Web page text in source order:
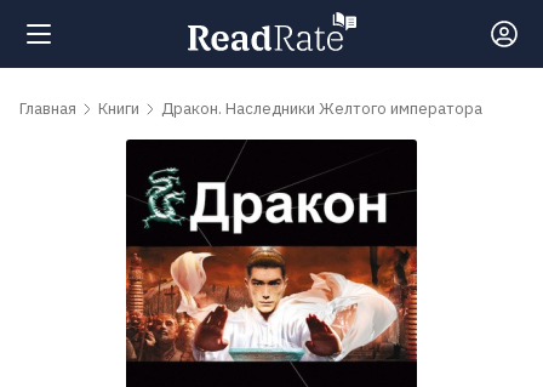
Поиск
Рейтинги
Главная Книги Дракон. Наследники Желтого императора